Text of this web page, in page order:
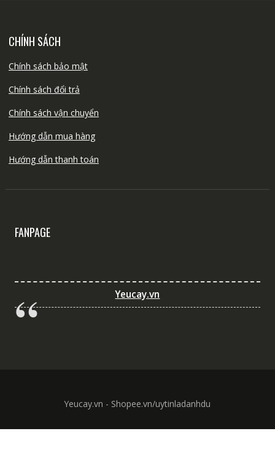
CHÍNH SÁCH
Chính sách bảo mật
Chính sách đổi trả
Chính sách vận chuyển
Hướng dẫn mua hàng
Hướng dẫn thanh toán
FANPAGE
Yeucay.vn
Yeucay.vn - Shopee.vn/uytinladanhdu